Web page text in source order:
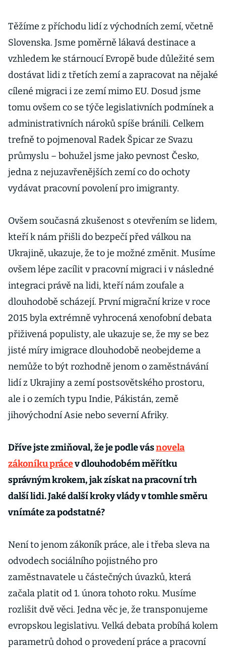
Těžíme z příchodu lidí z východních zemí, včetně
Slovenska. Jsme poměrně lákavá destinace a
vzhledem ke stárnoucí Evropě bude důležité sem
dostávat lidi z třetích zemí a zapracovat na nějaké
cílené migraci i ze zemí mimo EU. Dosud jsme
tomu ovšem co se týče legislativních podmínek a
administrativních nároků spíše bránili. Celkem
trefně to pojmenoval Radek Špicar ze Svazu
průmyslu – bohužel jsme jako pevnost Česko,
jedna z nejuzavřenějších zemí co do ochoty
vydávat pracovní povolení pro imigranty.
Ovšem současná zkušenost s otevřením se lidem,
kteří k nám přišli do bezpečí před válkou na
Ukrajině, ukazuje, že to je možné změnit. Musíme
ovšem lépe zacílit v pracovní migraci i v následné
integraci právě na lidi, kteří nám zoufale a
dlouhodobě scházejí. První migrační krize v roce
2015 byla extrémně vyhrocená xenofobní debata
přiživená populisty, ale ukazuje se, že my se bez
jisté míry imigrace dlouhodobě neobejdeme a
nemůže to být rozhodně jenom o zaměstnávání
lidí z Ukrajiny a zemí postsovětského prostoru,
ale i o zemích typu Indie, Pákistán, země
jihovýchodní Asie nebo severní Afriky.
Dříve jste zmiňoval, že je podle vásnovela
zákoníku prácev dlouhodobém měřítku
správným krokem, jak získat na pracovní trh
další lidi. Jaké další kroky vlády v tomhle směru
vnímáte za podstatné?
Není to jenom zákoník práce, ale i třeba sleva na
odvodech sociálního pojistného pro
zaměstnavatele u částečných úvazků, která
začala platit od 1. února tohoto roku. Musíme
rozlišit dvě věci. Jedna věc je, že transponujeme
evropskou legislativu. Velká debata probíhá kolem
parametrů dohod o provedení práce a pracovní